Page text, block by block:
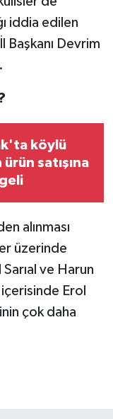
iddia edilen
Başkanı Devrim
köylü
ürün satışına
alınması
üzerinde
ve Harun
Erol
çok daha